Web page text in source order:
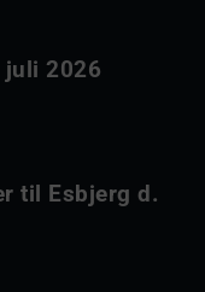
juli 2026
til Esbjerg d.